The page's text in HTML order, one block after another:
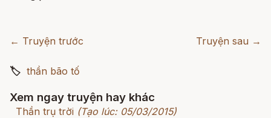
← Truyện trước Truyện sau →
🏷 thần bão tố
Xem ngay truyện hay khác
Thần trụ trời (Tạo lúc: 05/03/2015)